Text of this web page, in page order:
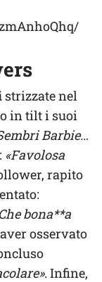
strizzate nel
in tilt i suoi
Barbie…
«Favolosa
rapito
bona**a
osservato
. Infine,